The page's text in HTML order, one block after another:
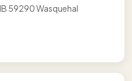
59290 Wasquehal